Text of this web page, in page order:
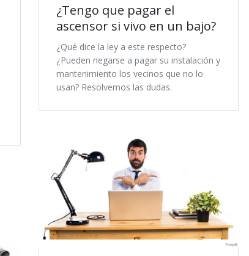
¿Tengo que pagar el
ascensor si vivo en un bajo?
¿Qué dice la ley a este respecto?
¿Pueden negarse a pagar su instalación y
mantenimiento los vecinos que no lo
usan? Resolvemos las dudas.